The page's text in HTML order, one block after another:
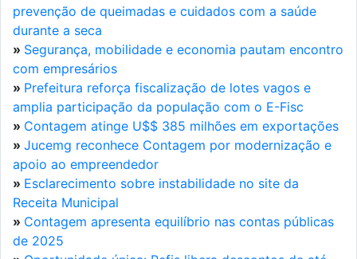
prevenção de queimadas e cuidados com a saúde
durante a seca
» Segurança, mobilidade e economia pautam encontro
com empresários
» Prefeitura reforça fiscalização de lotes vagos e
amplia participação da população com o E-Fisc
» Contagem atinge U$$ 385 milhões em exportações
» Jucemg reconhece Contagem por modernização e
apoio ao empreendedor
» Esclarecimento sobre instabilidade no site da
Receita Municipal
» Contagem apresenta equilíbrio nas contas públicas
de 2025